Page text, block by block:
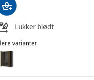
Lukker blødt
varianter
/ TONSTADPAX / TONSTAD,
PAX / TONSTAD,